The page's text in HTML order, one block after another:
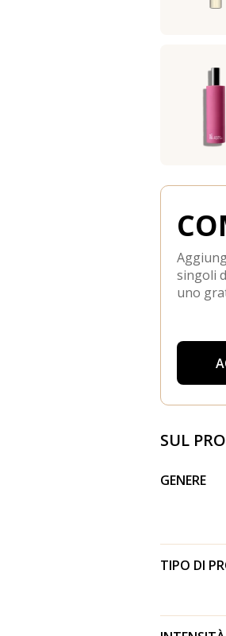
singoli
uno
SUL
GENERE
TIPO DI